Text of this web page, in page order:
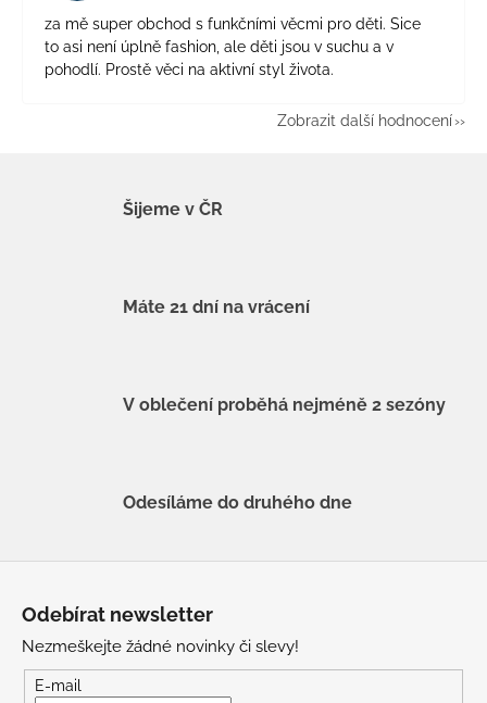
za mě super obchod s funkčními věcmi pro děti. Sice
to asi není úplně fashion, ale děti jsou v suchu a v
pohodlí. Prostě věci na aktivní styl života.
Zobrazit další hodnocení
Šijeme v ČR
Máte 21 dní na vrácení
V oblečení proběhá nejméně 2 sezóny
Odesíláme do druhého dne
Odebírat newsletter
Nezmeškejte žádné novinky či slevy!
E-mail